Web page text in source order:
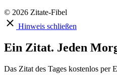
© 2026 Zitate-Fibel
Hinweis schließen
Ein Zitat. Jeden
Das Zitat des Tages kostenlos